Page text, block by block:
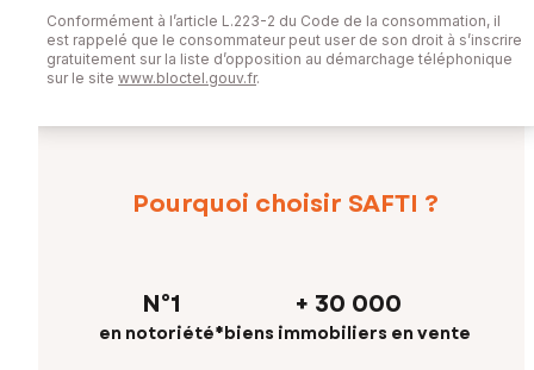
Pourquoi choisir SAFTI ?
N°1
en notoriété*
+ 30 000
biens immobiliers en vente
Conformément à l’article L.223-2 du Code de la consommation, il
est rappelé que le consommateur peut user de son droit à s’inscrire
gratuitement sur la liste d’opposition au démarchage téléphonique
sur le site www.bloctel.gouv.fr.